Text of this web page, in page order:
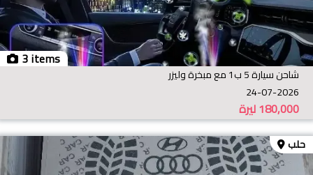
3 items
شاحن سيارة 5 ب1 مع مبخرة وليزر
24-07-2026
ليرة180,000
حلب